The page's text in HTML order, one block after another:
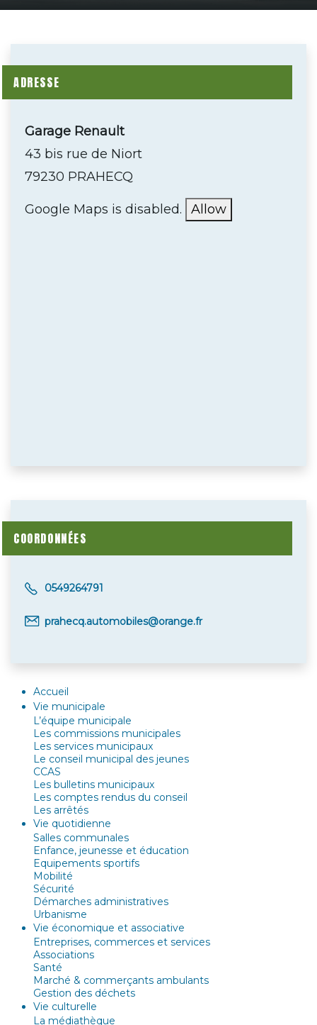
ADRESSE
Garage Renault
43 bis rue de Niort
79230 PRAHECQ
Google Maps is disabled. Allow
COORDONNÉES
0549264791
prahecq.automobiles@orange.fr
Accueil
Vie municipale
L’équipe municipale
Les commissions municipales
Les services municipaux
Le conseil municipal des jeunes
CCAS
Les bulletins municipaux
Les comptes rendus du conseil
Les arrêtés
Vie quotidienne
Salles communales
Enfance, jeunesse et éducation
Equipements sportifs
Mobilité
Sécurité
Démarches administratives
Urbanisme
Vie économique et associative
Entreprises, commerces et services
Associations
Santé
Marché & commerçants ambulants
Gestion des déchets
Vie culturelle
La médiathèque